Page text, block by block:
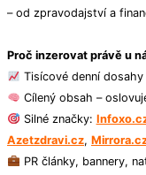
– od zpravodajství a
Proč inzerovat právě u
Tisícové denní
Cílený obsah –
Silné značky:
Azetzdravi.cz,
PR články, bannery,